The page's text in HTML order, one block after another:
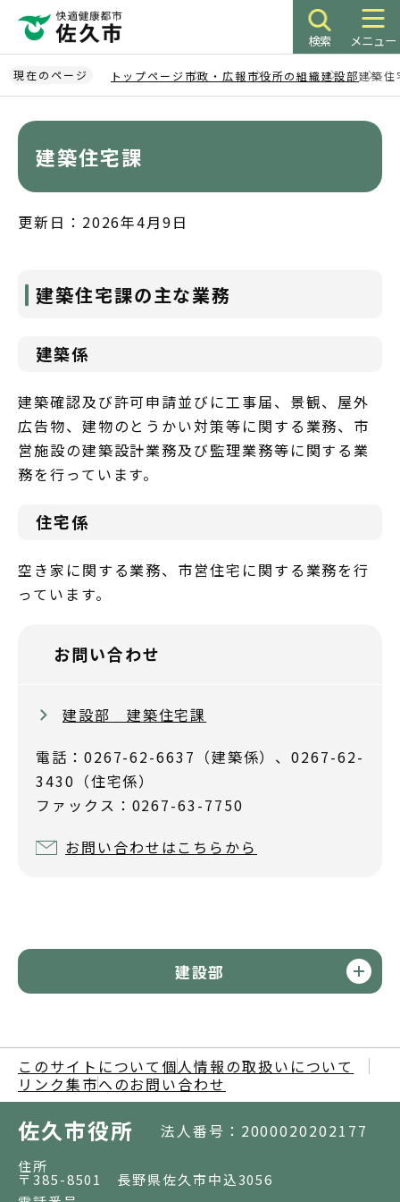
ペ
ー
ジ
検索 メニュー
現在のページ トップページ 市政・広報市役所の組織建設部建築住
建築住宅課
更新日：2026年4月9日
建築住宅課の主な業務
建築係
建築確認及び許可申請並びに工事届、景観、屋外
広告物、建物のとうかい対策等に関する業務、市
営施設の建築設計業務及び監理業務等に関する業
務を行っています。
住宅係
空き家に関する業務、市営住宅に関する業務を行
っています。
お問い合わせ
建設部 建築住宅課
電話：0267-62-6637（建築係）、0267-62-
3430（住宅係）
ファックス：0267-63-7750
お問い合わせはこちらから
建設部
このサイトについて 個人情報の取扱いについて
リンク集市へのお問い合わせ
佐久市役所 法人番号：2000020202177
住所
〒385-8501 長野県佐久市中込3056